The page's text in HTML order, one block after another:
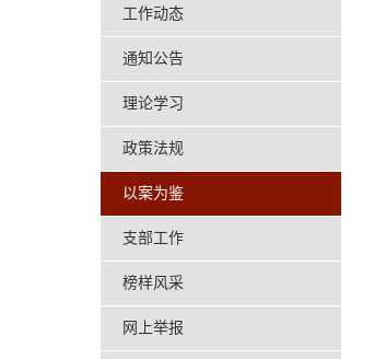
工作动态
通知公告
理论学习
政策法规
以案为鉴
支部工作
榜样风采
网上举报